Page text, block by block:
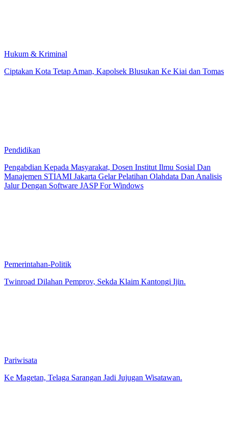
Hukum & Kriminal
Ciptakan Kota Tetap Aman, Kapolsek Blusukan Ke Kiai dan Tomas
Pendidikan
Pengabdian Kepada Masyarakat, Dosen Institut Ilmu Sosial Dan
Manajemen STIAMI Jakarta Gelar Pelatihan Olahdata Dan Analisis
Jalur Dengan Software JASP For Windows
Pemerintahan-Politik
Twinroad Dilahan Pemprov, Sekda Klaim Kantongi Ijin.
Pariwisata
Ke Magetan, Telaga Sarangan Jadi Jujugan Wisatawan.